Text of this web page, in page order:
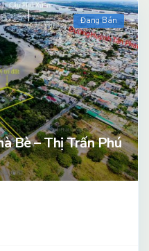
Đang Bán
Bè – Thị Trấn Phú